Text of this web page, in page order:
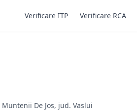
Verificare ITP Verificare RCA
De Jos, jud. Vaslui